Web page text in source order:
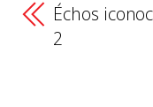
Échos
2